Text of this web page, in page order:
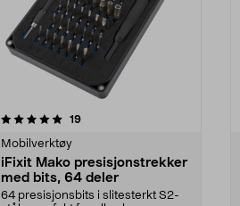
19anmeldelser
Mobilverktøy
iFixit Mako presisjonstrekker
med bits, 64 deler
64 presisjonsbits i slitesterkt S2-
4.5 av 5 stjerner